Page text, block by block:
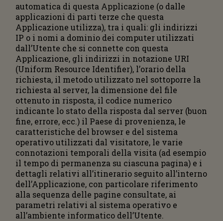
automatica di questa Applicazione (o dalle
applicazioni di parti terze che questa
Applicazione utilizza), tra i quali: gli indirizzi
IP o i nomi a dominio dei computer utilizzati
dall’Utente che si connette con questa
Applicazione, gli indirizzi in notazione URI
(Uniform Resource Identifier), l’orario della
richiesta, il metodo utilizzato nel sottoporre la
richiesta al server, la dimensione del file
ottenuto in risposta, il codice numerico
indicante lo stato della risposta dal server (buon
fine, errore, ecc.) il Paese di provenienza, le
caratteristiche del browser e del sistema
operativo utilizzati dal visitatore, le varie
connotazioni temporali della visita (ad esempio
il tempo di permanenza su ciascuna pagina) e i
dettagli relativi all’itinerario seguito all’interno
dell’Applicazione, con particolare riferimento
alla sequenza delle pagine consultate, ai
parametri relativi al sistema operativo e
all’ambiente informatico dell’Utente.